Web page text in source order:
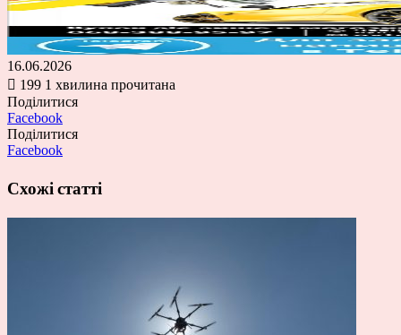
16.06.2026
199 1 хвилина прочитана
Поділитися
Facebook
Поділитися
Facebook
Схожі статті